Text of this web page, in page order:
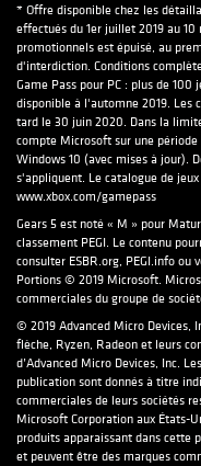
* Offre disponible chez les
effectués du 1er juillet 2019 au
promotionnels est épuisé, au
d'interdiction. Conditions
Game Pass pour PC : plus de
disponible à l'automne 2019. Les
tard le 30 juin 2020. Dans la
compte Microsoft sur une
Windows 10 (avec mises à jour).
s'appliquent. Le catalogue de
www.xbox.com/gamepass
Gears 5 est noté « M » pour
classement PEGI. Le contenu
consulter ESBR.org, PEGI.info ou
Portions © 2019 Microsoft.
commerciales du groupe de
© 2019 Advanced Micro Devices,
flèche, Ryzen, Radeon et leurs
d’Advanced Micro Devices, Inc.
publication sont donnés à titre
commerciales de leurs sociétés
Microsoft Corporation aux États-
produits apparaissant dans cette
et peuvent être des marques